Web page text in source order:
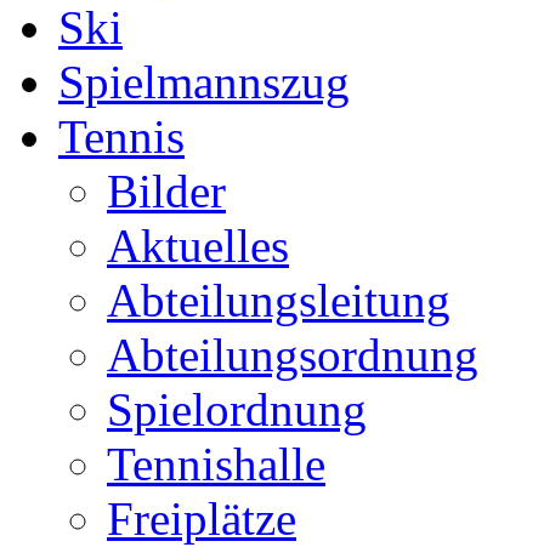
Ski
Spielmannszug
Tennis
Bilder
Aktuelles
Abteilungsleitung
Abteilungsordnung
Spielordnung
Tennishalle
Freiplätze